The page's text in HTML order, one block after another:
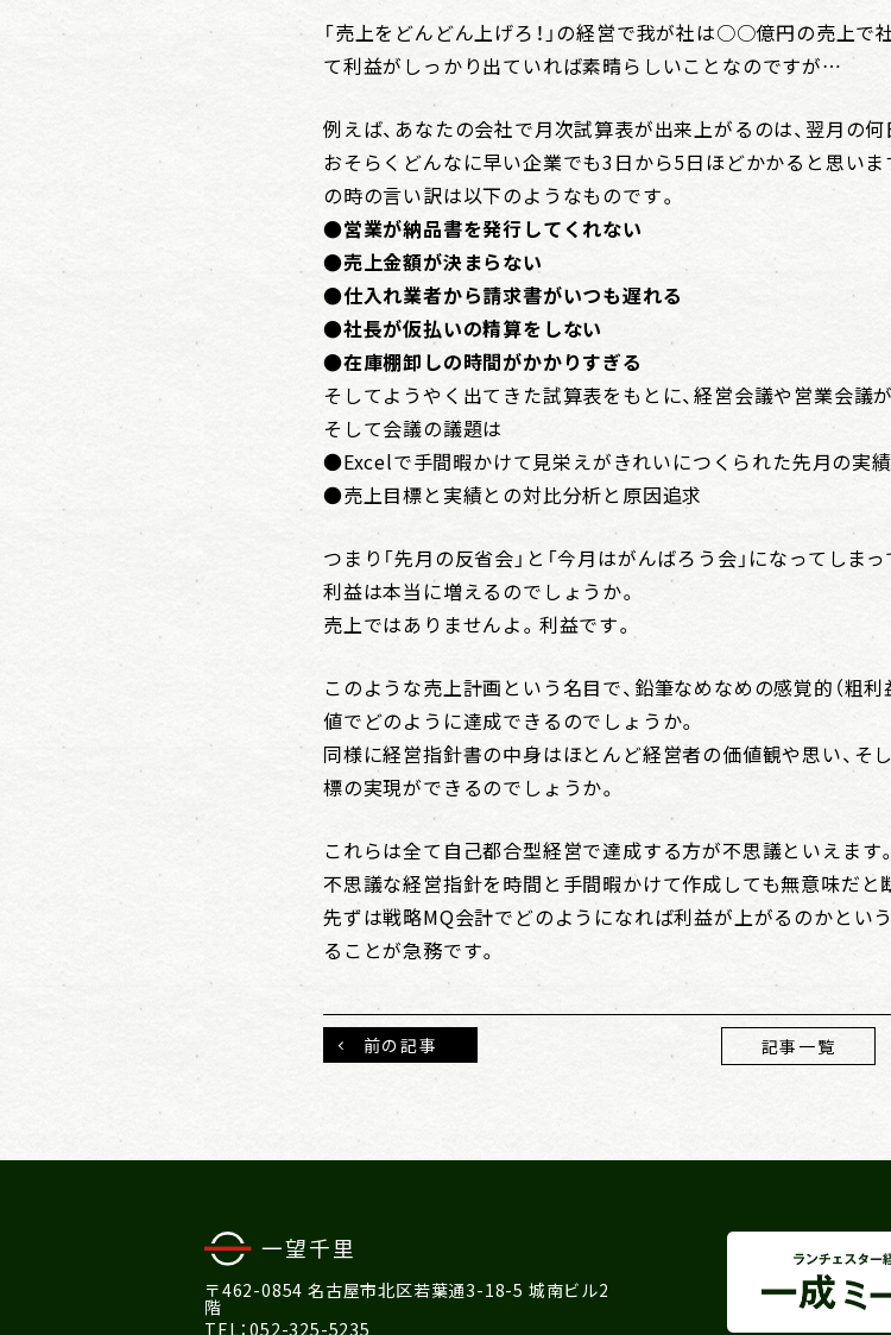
「売上をどんどん上げろ！」の経営で我が社は○○億円の売上
て利益がしっかり出ていれば素晴らしいことなのですが…
例えば、あなたの会社で月次試算表が出来上がるのは、翌月の何
おそらくどんなに早い企業でも3日から5日ほどかかると思い
の時の言い訳は以下のようなものです。
●営業が納品書を発行してくれない
●売上金額が決まらない
●仕入れ業者から請求書がいつも遅れる
●社長が仮払いの精算をしない
●在庫棚卸しの時間がかかりすぎる
そしてようやく出てきた試算表をもとに、経営会議や営業会議
そして会議の議題は
●Excelで手間暇かけて見栄えがきれいにつくられた先月の実
●売上目標と実績との対比分析と原因追求
つまり「先月の反省会」と「今月はがんばろう会」になってしま
利益は本当に増えるのでしょうか。
売上ではありませんよ。利益です。
このような売上計画という名目で、鉛筆なめなめの感覚的（粗
値でどのように達成できるのでしょうか。
同様に経営指針書の中身はほとんど経営者の価値観や思い、そ
標の実現ができるのでしょうか。
これらは全て自己都合型経営で達成する方が不思議といえます。
不思議な経営指針を時間と手間暇かけて作成しても無意味だと
先ずは戦略MQ会計でどのようになれば利益が上がるのかとい
ることが急務です。
前の記事 記事一覧
〒462-0854 名古屋市北区若葉通3-18-5 城南ビル2
階
TEL：052-325-5235